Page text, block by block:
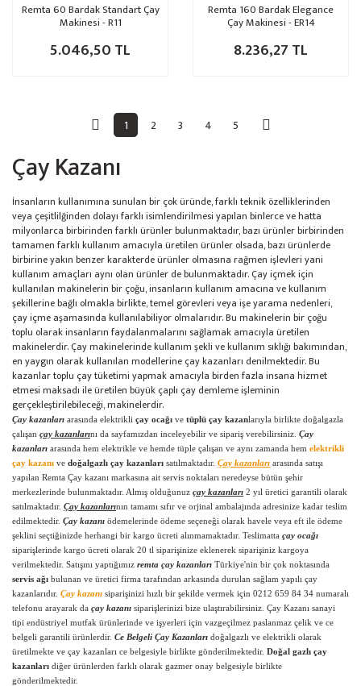
Remta 60 Bardak Standart Çay
Makinesi - R11
5.046,50 TL
Remta 160 Bardak Elegance
Çay Makinesi - ER14
8.236,27 TL
1 2 3 4 5
Çay Kazanı
İnsanların kullanımına sunulan bir çok üründe, farklı teknik özelliklerinden
veya çeşitlilğinden dolayı farklı isimlendirilmesi yapılan binlerce ve hatta
milyonlarca birbirinden farklı ürünler bulunmaktadır, bazı ürünler birbirinden
tamamen farklı kullanım amacıyla üretilen ürünler olsada, bazı ürünlerde
birbirine yakın benzer karakterde ürünler olmasına rağmen işlevleri yani
kullanım amaçları aynı olan ürünler de bulunmaktadır. Çay içmek için
kullanılan makinelerin bir çoğu, insanların kullanım amacına ve kullanım
şekillerine bağlı olmakla birlikte, temel görevleri veya işe yarama nedenleri,
çay içme aşamasında kullanılabiliyor olmalarıdır. Bu makinelerin bir çoğu
toplu olarak insanların faydalanmalarını sağlamak amacıyla üretilen
makinelerdir. Çay makinelerinde kullanım şekli ve kullanım sıklığı bakımından,
en yaygın olarak kullanılan modellerine çay kazanları denilmektedir. Bu
kazanlar toplu çay tüketimi yapmak amacıyla birden fazla insana hizmet
etmesi maksadı ile üretilen büyük çaplı çay demleme işleminin
gerçekleştirilebileceği, makinelerdir.
Çay kazanları arasında elektrikli çay ocağı ve tüplü çay kazanlarıyla birlikte doğalgazla
çalışan çay kazanlarını da sayfamızdan inceleyebilir ve sipariş verebilirsiniz. Çay
kazanları arasında hem elektrikle ve hemde tüple çalışan ve aynı zamanda hem elektrikli
çay kazanı ve doğalgazlı çay kazanları satılmaktadır. Çay kazanları arasında satışı
yapılan Remta Çay kazanı markasına ait servis noktaları neredeyse bütün şehir
merkezlerinde bulunmaktadır. Almış olduğunuz çay kazanları 2 yıl üretici garantili olarak
satılmaktadır. Çay kazanlarının tamamı sıfır ve orjinal ambalajında adresinize kadar teslim
edilmektedir. Çay kazanı ödemelerinde ödeme seçeneği olarak havele veya eft ile ödeme
şeklini seçtiğinizde herhangi bir kargo ücreti alınmamaktadır. Teslimatta çay ocağı
siparişlerinde kargo ücreti olarak 20 tl siparişinize eklenerek siparişiniz kargoya
verilmektedir. Satışını yaptığımız remta çay kazanları Türkiye'nin bir çok noktasında
servis ağı bulunan ve üretici firma tarafından arkasında durulan sağlam yapılı çay
kazanlarıdır. Çay kazanı siparişinizi hızlı bir şekilde vermek için 0212 659 84 34 numaralı
telefonu arayarak da çay kazanı siparişlerinizi bize ulaştırabilirsiniz. Çay Kazanı sanayi
tipi endüstriyel mutfak ürünlerinde ve işyerleri için vazgeçilmez paslanmaz çelik ve ce
belgeli garantili ürünlerdir. Ce Belgeli Çay Kazanları doğalgazlı ve elektrikli olarak
üretilmekte ve çay kazanları ce belgesiyle birlikte gönderilmektedir. Doğal gazlı çay
kazanları diğer ürünlerden farklı olarak gazmer onay belgesiyle birlikte
gönderilmektedir.